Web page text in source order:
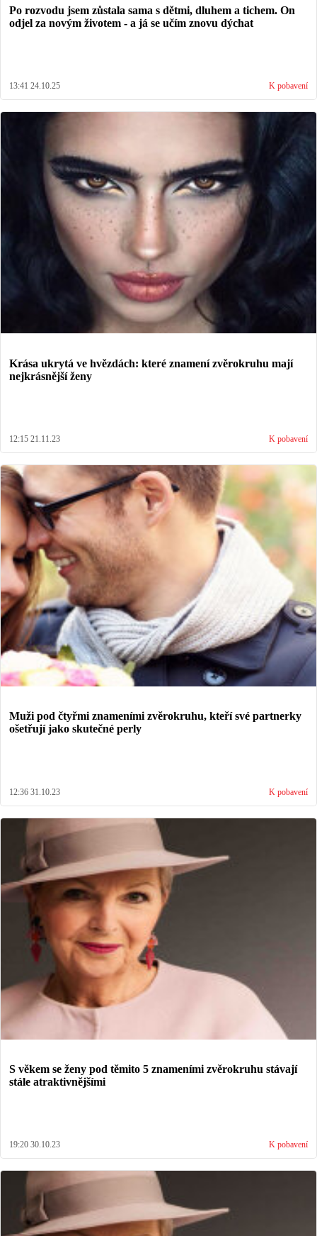
Po rozvodu jsem zůstala sama s dětmi, dluhem a tichem. On
odjel za novým životem - a já se učím znovu dýchat
13:41 24.10.25 K pobavení
Krása ukrytá ve hvězdách: které znamení zvěrokruhu mají
nejkrásnější ženy
12:15 21.11.23 K pobavení
Muži pod čtyřmi znameními zvěrokruhu, kteří své partnerky
ošetřují jako skutečné perly
12:36 31.10.23 K pobavení
S věkem se ženy pod těmito 5 znameními zvěrokruhu stávají
stále atraktivnějšími
19:20 30.10.23 K pobavení